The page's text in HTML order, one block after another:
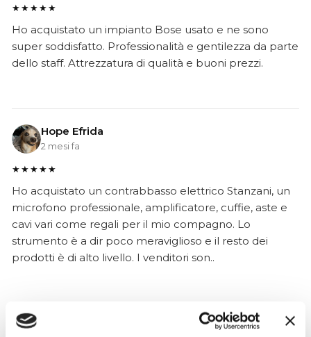
★★★★★
Ho acquistato un impianto Bose usato e ne sono
super soddisfatto. Professionalità e gentilezza da parte
dello staff. Attrezzatura di qualità e buoni prezzi.
Hope Efrida
2 mesi fa
★★★★★
Ho acquistato un contrabbasso elettrico Stanzani, un
microfono professionale, amplificatore, cuffie, aste e
cavi vari come regali per il mio compagno. Lo
strumento è a dir poco meraviglioso e il resto dei
prodotti è di alto livello. I venditori son..